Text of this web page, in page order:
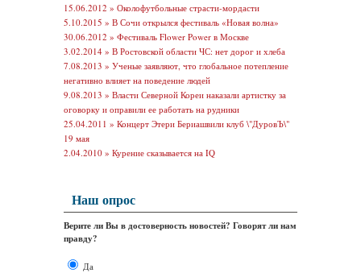
15.06.2012 » Околофутбольные страсти-мордасти
5.10.2015 » В Сочи открылся фестиваль «Новая волна»
30.06.2012 » Фестиваль Flower Power в Москве
3.02.2014 » В Ростовской области ЧС: нет дорог и хлеба
7.08.2013 » Ученые заявляют, что глобальное потепление
негативно влияет на поведение людей
9.08.2013 » Власти Северной Кореи наказали артистку за
оговорку и оправили ее работать на рудники
25.04.2011 » Концерт Этери Бериашвили клуб \"ДуровЪ\"
19 мая
2.04.2010 » Курение сказывается на IQ
Наш опрос
Верите ли Вы в достоверность новостей? Говорят ли нам
правду?
Да